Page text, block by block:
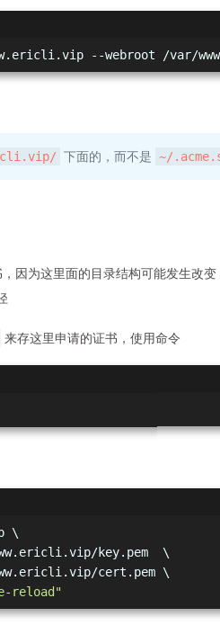
--webroot /var/
下面的，而不是 ~/
因为这里面的目录结构可能发生改
来存这里申请的证书，使用命令
\
key.pem  \
cert.pem \
reload"